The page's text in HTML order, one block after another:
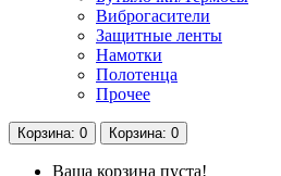
Виброгасители
Защитные ленты
Намотки
Полотенца
Прочее
Корзина: 0 Корзина: 0
Ваша корзина пуста!